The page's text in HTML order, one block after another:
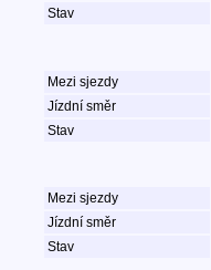
Stav
Mezi sjezdy
Jízdní směr
Stav
Mezi sjezdy
Jízdní směr
Stav